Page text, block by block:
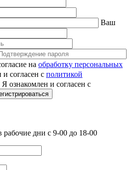
Ваш
на обработку персональных
согласен с политикой
Я ознакомлен и согласен с
рабочие дни с 9-00 до 18-00